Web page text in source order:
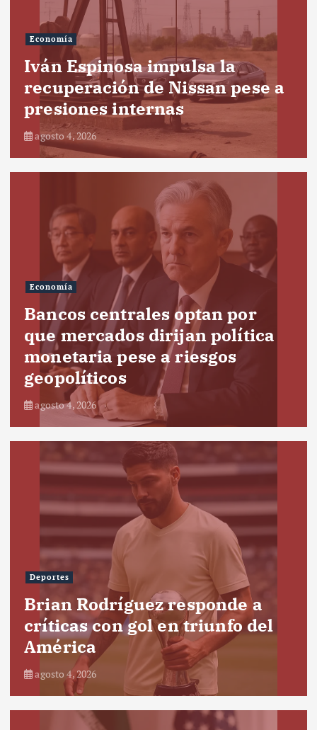
Economía
Iván Espinosa impulsa la
recuperación de Nissan pese a
presiones internas
agosto 4, 2026
Economía
Bancos centrales optan por
que mercados dirijan política
monetaria pese a riesgos
geopolíticos
agosto 4, 2026
Deportes
Brian Rodríguez responde a
críticas con gol en triunfo del
América
agosto 4, 2026